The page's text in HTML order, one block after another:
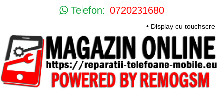
Telefon: 0720231680
• Display cu